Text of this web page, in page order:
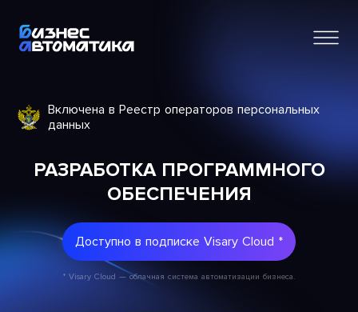
Включена в Реестр операторов персональных
данных
РАЗРАБОТКА ПРОГРАММНОГО
ОБЕСПЕЧЕНИЯ
Доступно в подписке Visary Cloud *
* Visary Cloud — облачная система автоматизации бизнеса.